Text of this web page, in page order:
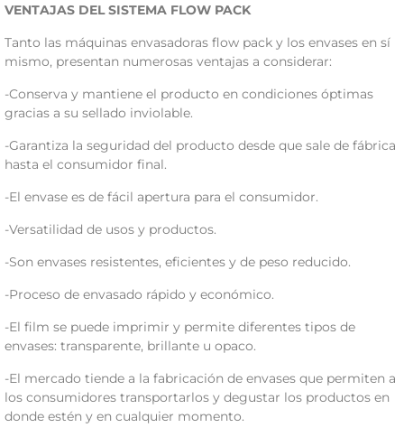
VENTAJAS DEL SISTEMA FLOW PACK
Tanto las máquinas envasadoras flow pack y los envases en sí
mismo, presentan numerosas ventajas a considerar:
-Conserva y mantiene el producto en condiciones óptimas
gracias a su sellado inviolable.
-Garantiza la seguridad del producto desde que sale de fábrica
hasta el consumidor final.
-El envase es de fácil apertura para el consumidor.
-Versatilidad de usos y productos.
-Son envases resistentes, eficientes y de peso reducido.
-Proceso de envasado rápido y económico.
-El film se puede imprimir y permite diferentes tipos de
envases: transparente, brillante u opaco.
-El mercado tiende a la fabricación de envases que permiten a
los consumidores transportarlos y degustar los productos en
donde estén y en cualquier momento.